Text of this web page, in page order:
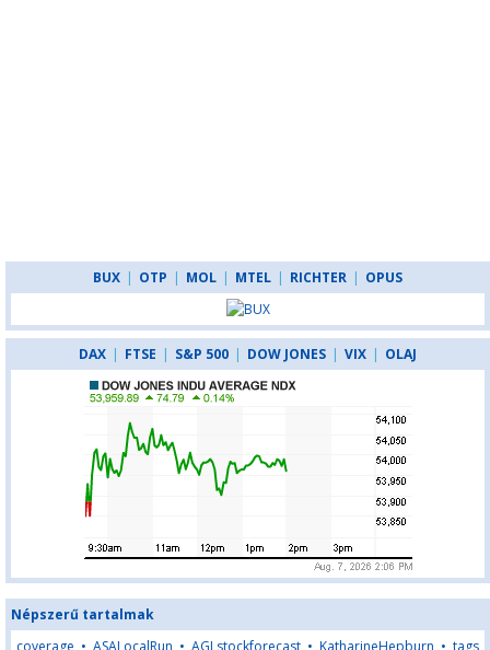
BUX | OTP | MOL | MTEL | RICHTER | OPUS
DAX | FTSE | S&P 500 | DOW JONES | VIX | OLAJ
Népszerű tartalmak
coverage • ASALocalRun • AGLstockforecast • KatharineHepburn • tags